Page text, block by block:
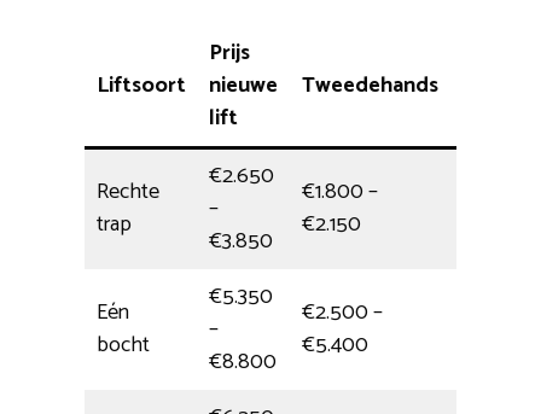
Liftsoort
Prijs
nieuwe
lift
Tweedehands
Rechte
trap
€2.650
–
€3.850
€1.800 –
€2.150
Eén
bocht
€5.350
–
€8.800
€2.500 –
€5.400